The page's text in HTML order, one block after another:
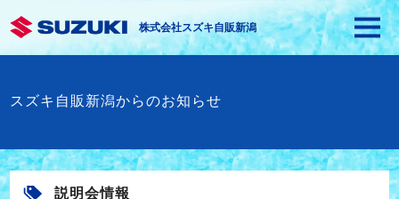
株式会社スズキ自販新潟
スズキ自販新潟からのお知らせ
説明会情報